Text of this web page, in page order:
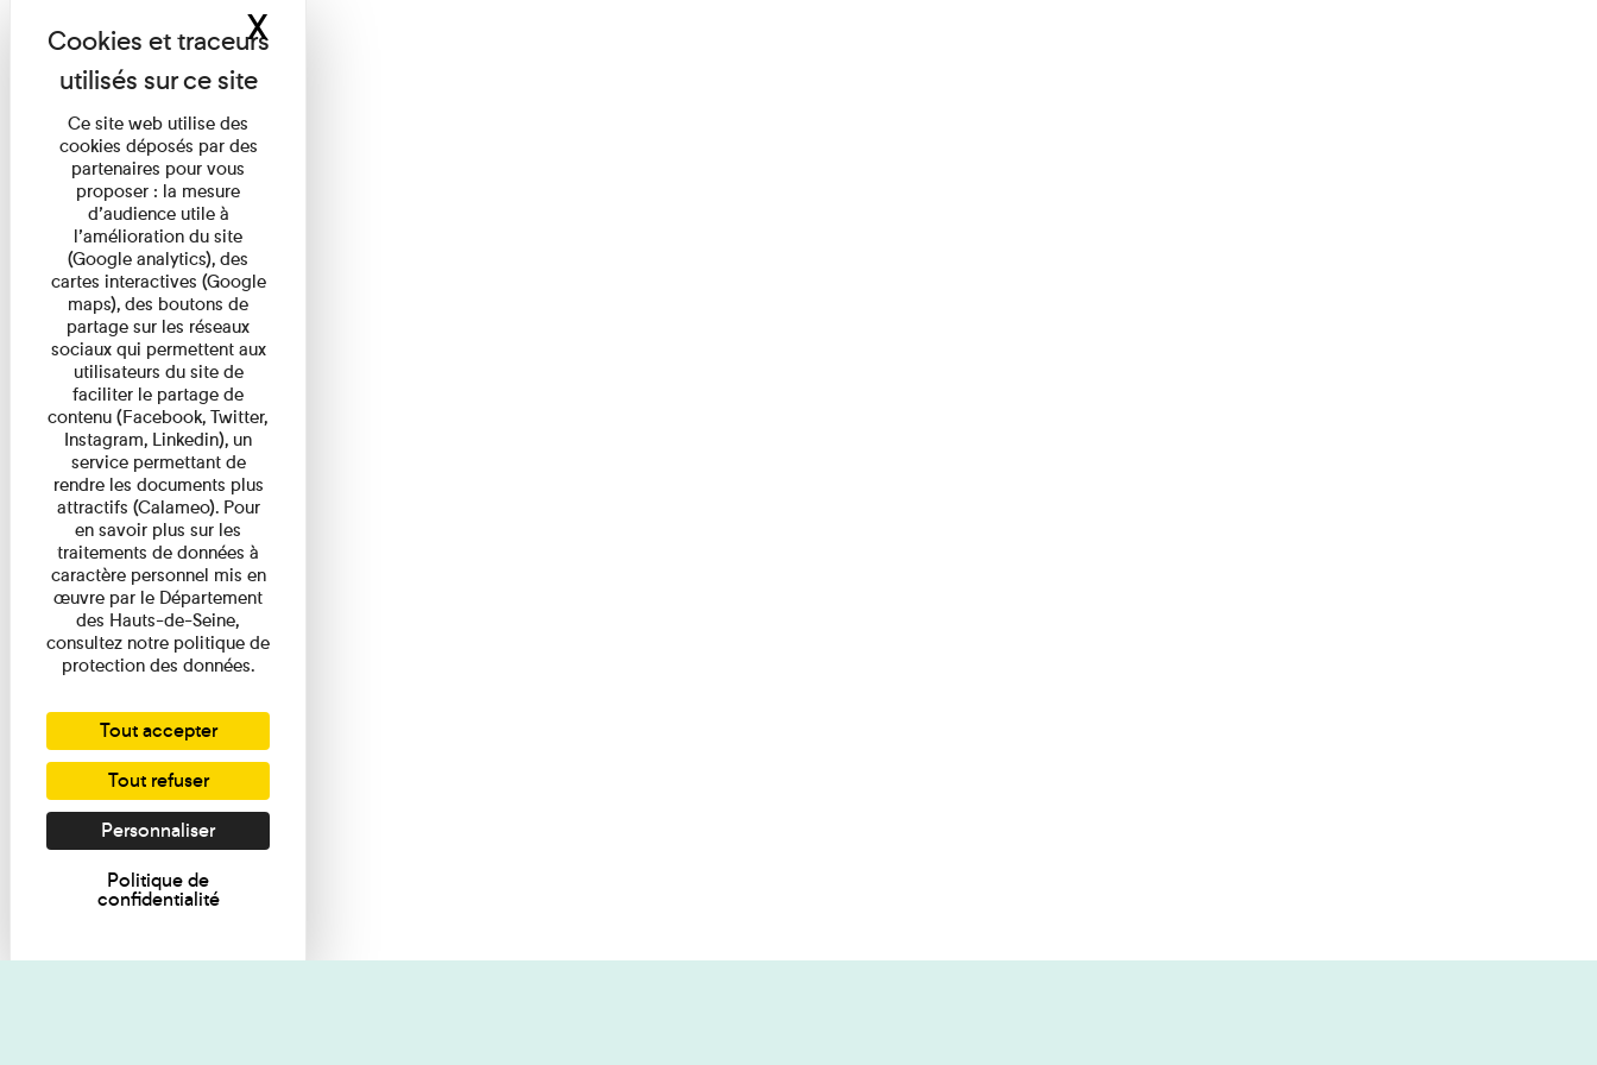
Ce site web utilise des
cookies déposés par des
partenaires pour vous
proposer : la mesure
d’audience utile à
l’amélioration du site
(Google analytics), des
cartes interactives (Google
maps), des boutons de
partage sur les réseaux
sociaux qui permettent aux
utilisateurs du site de
faciliter le partage de
contenu (Facebook, Twitter,
Instagram, Linkedin), un
service permettant de
rendre les documents plus
attractifs (Calameo). Pour
en savoir plus sur les
traitements de données à
caractère personnel mis en
œuvre par le Département
des Hauts-de-Seine,
consultez notre politique de
protection des données.
Tout accepter
Tout refuser
Personnaliser
Politique de
confidentialité
XMasquer le bandeau des cookies